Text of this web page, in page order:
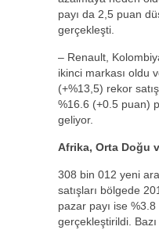
payı da 2,5 puan
gerçekleşti.
– Renault,
ikinci markası oldu
(+%13,5) rekor
%16.6 (+0.5 puan)
geliyor.
Afrika, Orta Doğu
308 bin 012 yeni
satışları bölgede
pazar payı ise
gerçekleştirildi.